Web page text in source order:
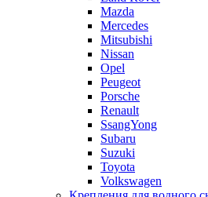
Mazda
Mercedes
Mitsubishi
Nissan
Opel
Peugeot
Porsche
Renault
SsangYong
Subaru
Suzuki
Toyota
Volkswagen